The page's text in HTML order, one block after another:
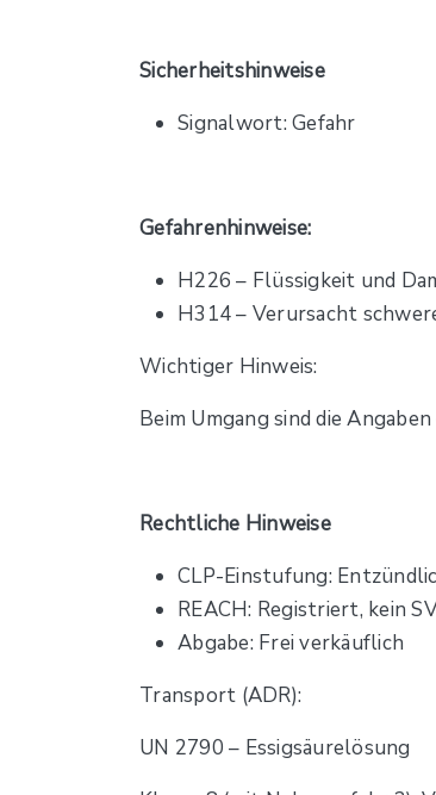
Sicherheitshinweise
Signalwort: Gefahr
Gefahrenhinweise:
H226 – Flüssigkeit und
H314 – Verursacht
Wichtiger Hinweis:
Beim Umgang sind die
Rechtliche Hinweise
CLP-Einstufung:
REACH: Registriert, kein
Abgabe: Frei verkäuflich
Transport (ADR):
UN 2790 – Essigsäurelösung